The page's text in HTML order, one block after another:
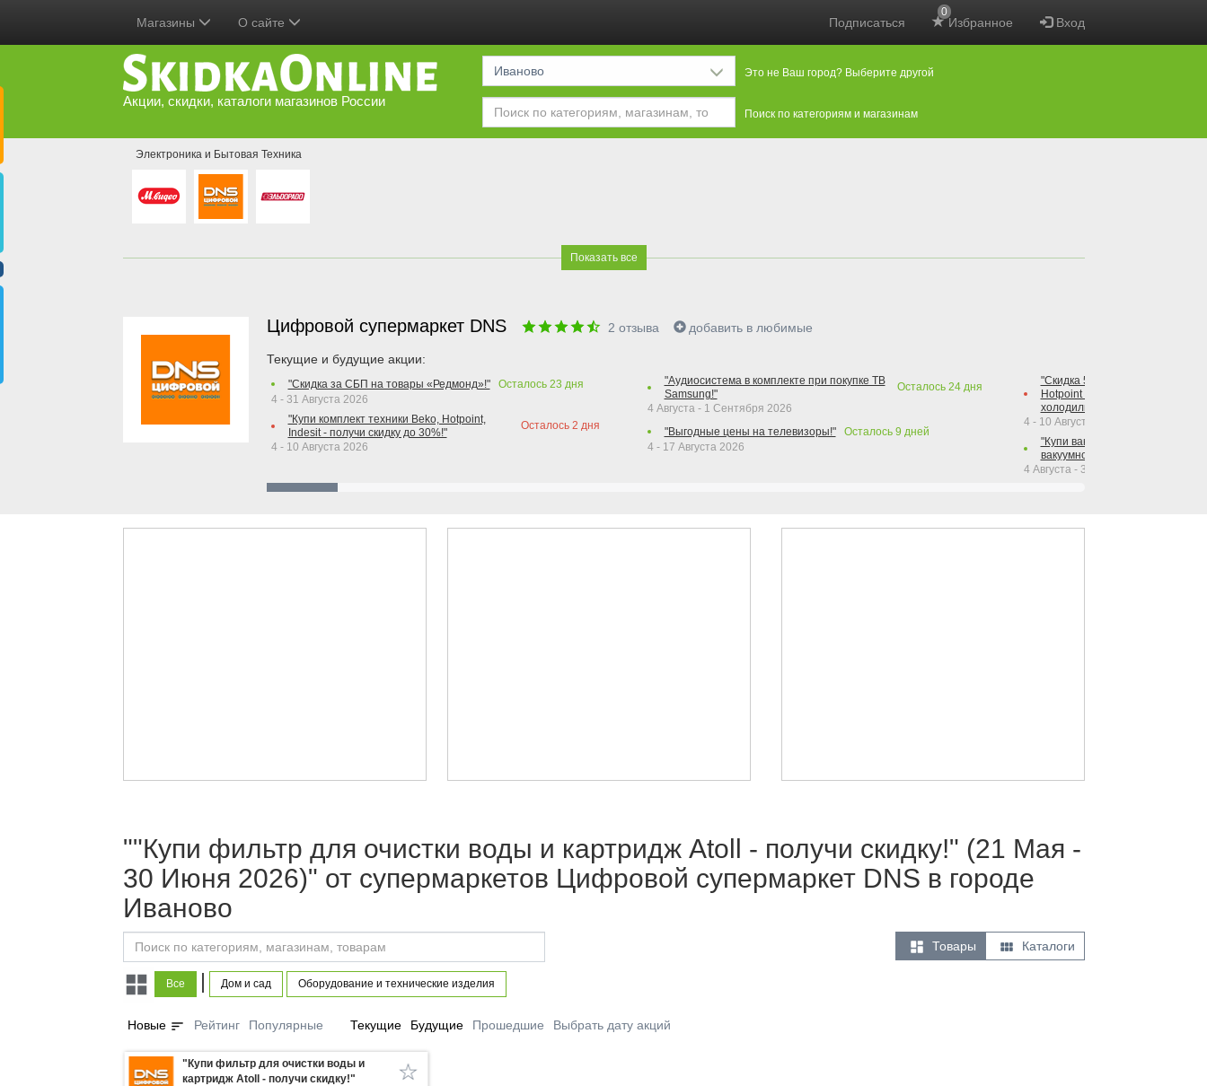
Подписаться Избранное
0
Вход
Магазины О сайте
Акции, скидки, каталоги магазинов России
Иваново Это не Ваш город? Выберите другой
Поиск по категориям и магазинам
Электроника и Бытовая Техника
Показать все
Цифровой супермаркет DNS 2 отзыва добавить в любимые
Текущие и будущие акции:
"Скидка за СБП на товары «Редмонд»!" Осталось 23 дня
4 - 31 Августа 2026
"Купи комплект техники Beko, Hotpoint,
Indesit - получи скидку до 30%!"
Осталось 2 дня
4 - 10 Августа 2026
"Аудиосистема в комплекте при покупке ТВ
Samsung!"
Осталось 24дня
4 Августа - 1 Сентября 2026
"Выгодные цены на телевизоры!"
Осталось 9 дней
4 - 17 Августа 2026
"Скидка 50% на варочную
Hotpoint при покупке духового
холодильника Hotpoint!"
4 - 10 Августа 2026
"Купи вакуумный упаковщик +
вакуумного упаковщика =
4 Августа - 30 Сентября 2026
""Купи фильтр для очистки воды и картридж Atoll - получи скидку!" (21 Мая -
30 Июня 2026)" от супермаркетов Цифровой супермаркет DNS в городе
Иваново
 Товары  Каталоги
Все | Дом и сад Оборудование и технические изделия
Новые sort Рейтинг Популярные Текущие Будущие Прошедшие Выбрать дату акций
"Купи фильтр для очистки воды и
картридж Atoll - получи скидку!"